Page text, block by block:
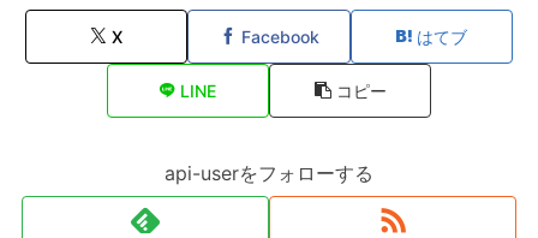
X Facebook はてブ
LINE コピー
api-userをフォローする